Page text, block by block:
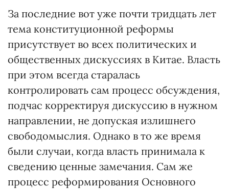
За последние вот уже почти тридцать лет
тема конституционной реформы
присутствует во всех политических и
общественных дискуссиях в Китае. Власть
при этом всегда старалась
контролировать сам процесс обсуждения,
подчас корректируя дискуссию в нужном
направлении, не допуская излишнего
свободомыслия. Однако в то же время
были случаи, когда власть принимала к
сведению ценные замечания. Сам же
процесс реформирования Основного